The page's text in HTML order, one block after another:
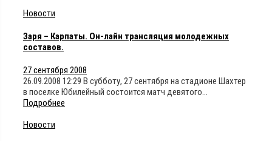
Новости
Заря – Карпаты. Он-лайн трансляция молодежных
составов.
27 сентября 2008
26.09.2008 12:29 В субботу, 27 сентября на стадионе Шахтер
в поселке Юбилейный состоится матч девятого…
Подробнее
Новости